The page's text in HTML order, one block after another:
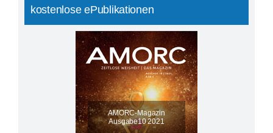
kostenlose ePublikationen
AMORC-Magazin
Ausgabe10 2021